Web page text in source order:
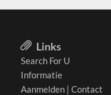
Links
Search For U
Informatie
Aanmelden | Contact